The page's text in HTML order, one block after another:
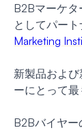
B2Bマーケ
としてパー
Marketing
新製品およ
ーにとって
B2Bバイヤ